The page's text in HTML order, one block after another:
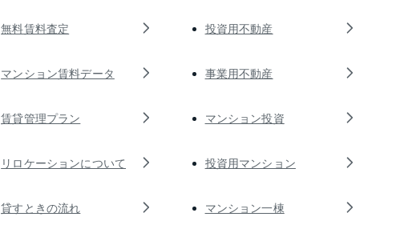
無料賃料査定
マンション賃料データ
賃貸管理プラン
リロケーションについて
貸すときの流れ
投資用不動産
事業用不動産
マンション投資
投資用マンション
マンション一棟